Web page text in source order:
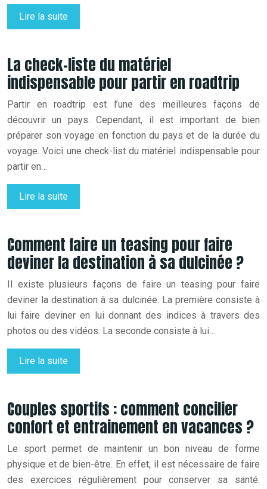
Lire la suite
La check-liste du matériel
indispensable pour partir en roadtrip
Partir en roadtrip est l’une des meilleures façons de
découvrir un pays. Cependant, il est important de bien
préparer son voyage en fonction du pays et de la durée du
voyage. Voici une check-list du matériel indispensable pour
partir en…
Lire la suite
Comment faire un teasing pour faire
deviner la destination à sa dulcinée ?
Il existe plusieurs façons de faire un teasing pour faire
deviner la destination à sa dulcinée. La première consiste à
lui faire deviner en lui donnant des indices à travers des
photos ou des vidéos. La seconde consiste à lui…
Lire la suite
Couples sportifs : comment concilier
confort et entrainement en vacances ?
Le sport permet de maintenir un bon niveau de forme
physique et de bien-être. En effet, il est nécessaire de faire
des exercices régulièrement pour conserver sa santé.